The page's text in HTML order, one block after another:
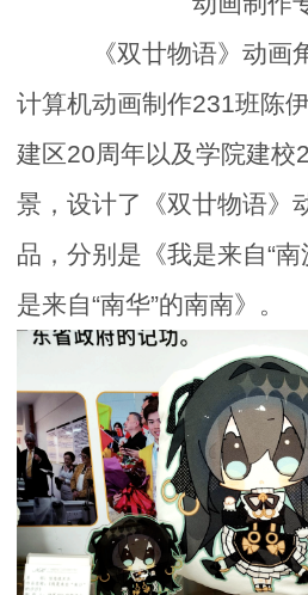
《双廿物语》动画
计算机动画制作231班陈
建区20周年以及学院建校
景，设计了《双廿物语》
品，分别是《我是来自“
是来自“南华”的南南》。